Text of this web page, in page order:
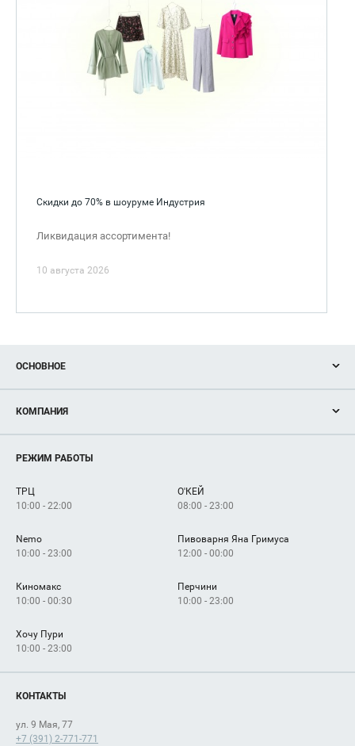
Скидки до 70% в шоуруме Индустрия
Ликвидация ассортимента!
10 августа 2026
ОСНОВНОЕ
Новости
Магазины
Услуги
КОМПАНИЯ
Рекламодателям
Как добраться
РЕЖИМ РАБОТЫ
ТРЦ
10:00 - 22:00
О'КЕЙ
08:00 - 23:00
Nemo
10:00 - 23:00
Пивоварня Яна Гримуса
12:00 - 00:00
Киномакс
10:00 - 00:30
Перчини
10:00 - 23:00
Хочу Пури
10:00 - 23:00
КОНТАКТЫ
ул. 9 Мая, 77
+7 (391) 2-771-771